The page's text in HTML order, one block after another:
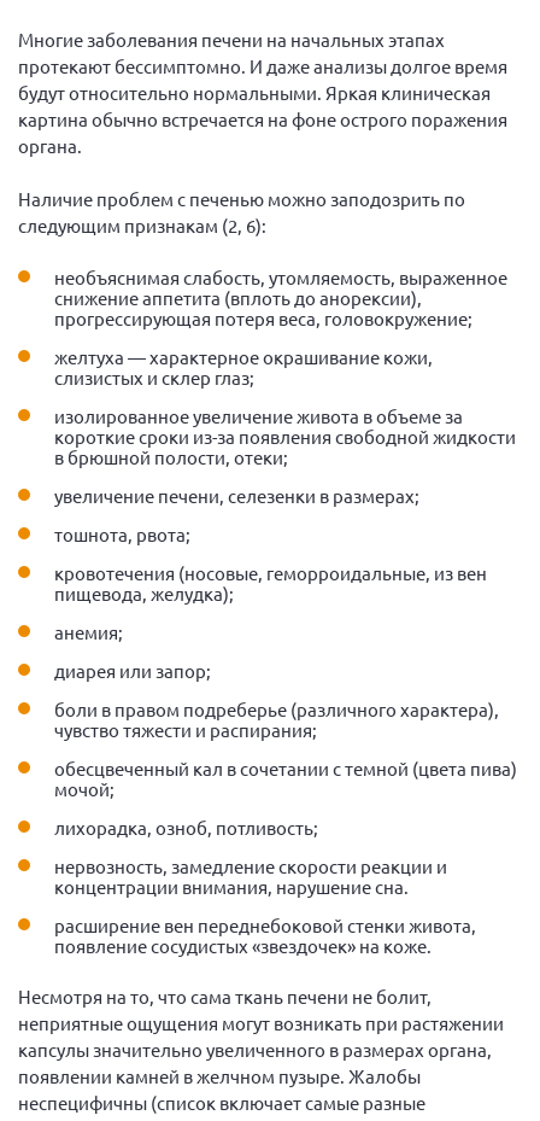
Многие заболевания печени на начальных этапах
протекают бессимптомно. И даже анализы долгое время
будут относительно нормальными. Яркая клиническая
картина обычно встречается на фоне острого поражения
органа.
Наличие проблем с печенью можно заподозрить по
следующим признакам (2, 6):
необъяснимая слабость, утомляемость, выраженное
снижение аппетита (вплоть до анорексии),
прогрессирующая потеря веса, головокружение;
желтуха — характерное окрашивание кожи,
слизистых и склер глаз;
изолированное увеличение живота в объеме за
короткие сроки из-за появления свободной жидкости
в брюшной полости, отеки;
увеличение печени, селезенки в размерах;
тошнота, рвота;
кровотечения (носовые, геморроидальные, из вен
пищевода, желудка);
анемия;
диарея или запор;
боли в правом подреберье (различного характера),
чувство тяжести и распирания;
обесцвеченный кал в сочетании с темной (цвета пива)
мочой;
лихорадка, озноб, потливость;
нервозность, замедление скорости реакции и
концентрации внимания, нарушение сна.
расширение вен переднебоковой стенки живота,
появление сосудистых «звездочек» на коже.
Несмотря на то, что сама ткань печени не болит,
неприятные ощущения могут возникать при растяжении
капсулы значительно увеличенного в размерах органа,
появлении камней в желчном пузыре. Жалобы
неспецифичны (список включает самые разные